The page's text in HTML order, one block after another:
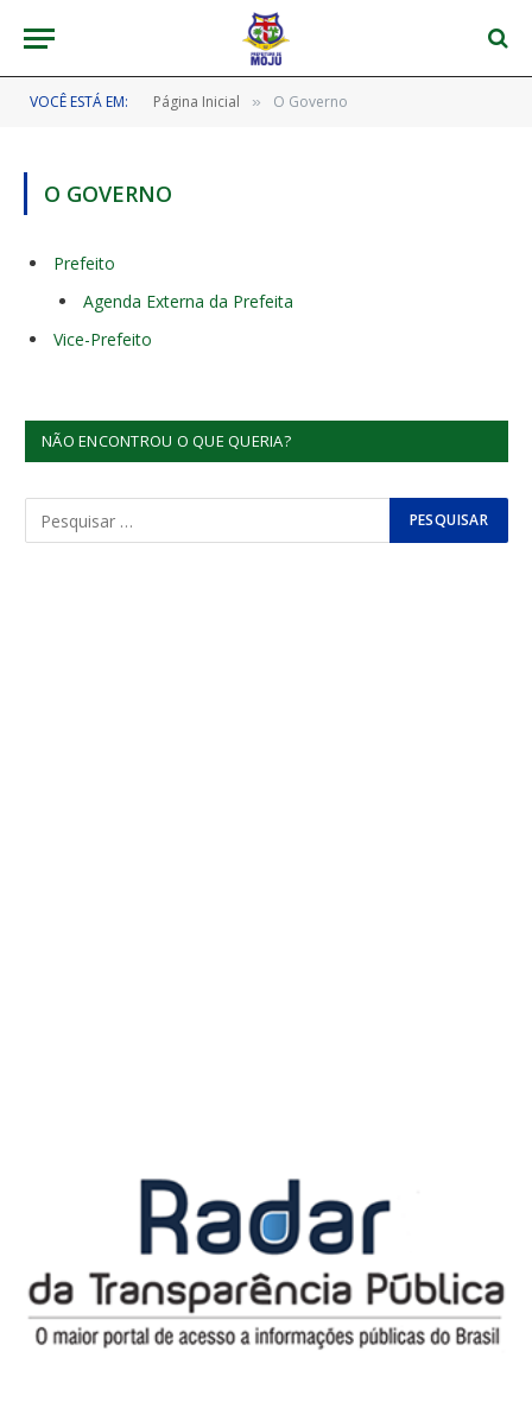
VOCÊ ESTÁ EM: Página Inicial » O Governo
O GOVERNO
Prefeito
Agenda Externa da Prefeita
Vice-Prefeito
NÃO ENCONTROU O QUE QUERIA?